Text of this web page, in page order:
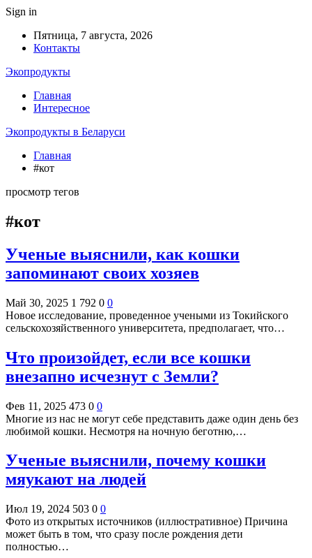
Sign in
Пятница, 7 августа, 2026
Контакты
Экопродукты
Главная
Интересное
Экопродукты в Беларуси
Главная
#кот
просмотр тегов
#кот
Ученые выяснили, как кошки
запоминают своих хозяев
Май 30, 2025 1 792 0 0
Новое исследование, проведенное учеными из Токийского
сельскохозяйственного университета, предполагает, что…
Что произойдет, если все кошки
внезапно исчезнут с Земли?
Фев 11, 2025 473 0 0
Многие из нас не могут себе представить даже один день без
любимой кошки. Несмотря на ночную беготню,…
Ученые выяснили, почему кошки
мяукают на людей
Июл 19, 2024 503 0 0
Фото из открытых источников (иллюстративное) Причина
может быть в том, что сразу после рождения дети
полностью…